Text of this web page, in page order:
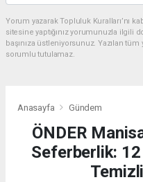
Yorum yazarak Topluluk Kuralları’nı
sitesine yaptığınız yorumunuzla ilgili
başınıza üstleniyorsunuz. Yazılan
sorumlu tutulamaz.
Anasayfa Gündem
ÖNDER
Seferberlik: 12